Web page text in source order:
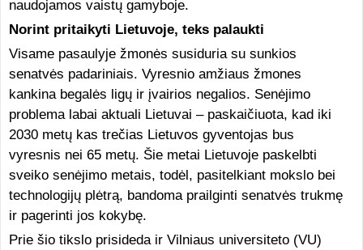
naudojamos vaistų gamyboje.
Norint pritaikyti Lietuvoje, teks palaukti
Visame pasaulyje žmonės susiduria su sunkios
senatvės padariniais. Vyresnio amžiaus žmones
kankina begalės ligų ir įvairios negalios. Senėjimo
problema labai aktuali Lietuvai – paskaičiuota, kad iki
2030 metų kas trečias Lietuvos gyventojas bus
vyresnis nei 65 metų. Šie metai Lietuvoje paskelbti
sveiko senėjimo metais, todėl, pasitelkiant mokslo bei
technologijų plėtrą, bandoma prailginti senatvės trukmę
ir pagerinti jos kokybę.
Prie šio tikslo prisideda ir Vilniaus universiteto (VU)